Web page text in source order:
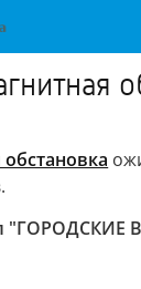
"ГОРОДСКИЕ